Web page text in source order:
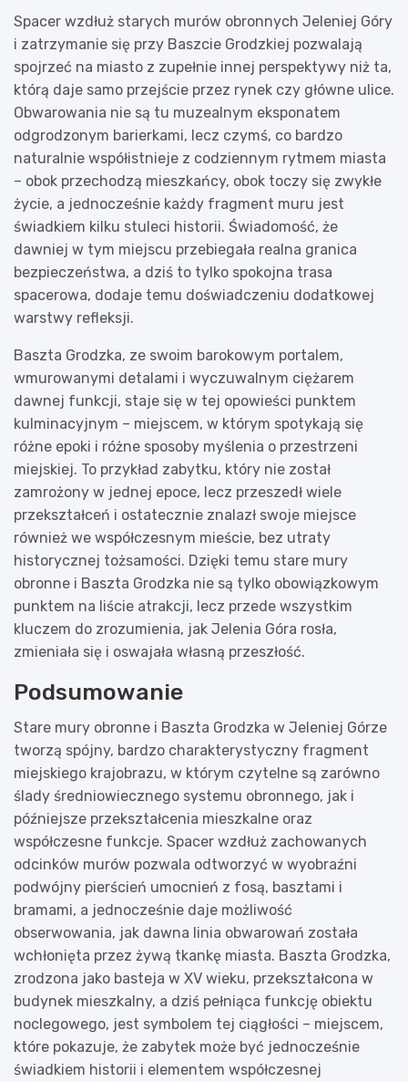
Spacer wzdłuż starych murów obronnych Jeleniej Góry
i zatrzymanie się przy Baszcie Grodzkiej pozwalają
spojrzeć na miasto z zupełnie innej perspektywy niż ta,
którą daje samo przejście przez rynek czy główne ulice.
Obwarowania nie są tu muzealnym eksponatem
odgrodzonym barierkami, lecz czymś, co bardzo
naturalnie współistnieje z codziennym rytmem miasta
– obok przechodzą mieszkańcy, obok toczy się zwykłe
życie, a jednocześnie każdy fragment muru jest
świadkiem kilku stuleci historii. Świadomość, że
dawniej w tym miejscu przebiegała realna granica
bezpieczeństwa, a dziś to tylko spokojna trasa
spacerowa, dodaje temu doświadczeniu dodatkowej
warstwy refleksji.
Baszta Grodzka, ze swoim barokowym portalem,
wmurowanymi detalami i wyczuwalnym ciężarem
dawnej funkcji, staje się w tej opowieści punktem
kulminacyjnym – miejscem, w którym spotykają się
różne epoki i różne sposoby myślenia o przestrzeni
miejskiej. To przykład zabytku, który nie został
zamrożony w jednej epoce, lecz przeszedł wiele
przekształceń i ostatecznie znalazł swoje miejsce
również we współczesnym mieście, bez utraty
historycznej tożsamości. Dzięki temu stare mury
obronne i Baszta Grodzka nie są tylko obowiązkowym
punktem na liście atrakcji, lecz przede wszystkim
kluczem do zrozumienia, jak Jelenia Góra rosła,
zmieniała się i oswajała własną przeszłość.
Podsumowanie
Stare mury obronne i Baszta Grodzka w Jeleniej Górze
tworzą spójny, bardzo charakterystyczny fragment
miejskiego krajobrazu, w którym czytelne są zarówno
ślady średniowiecznego systemu obronnego, jak i
późniejsze przekształcenia mieszkalne oraz
współczesne funkcje. Spacer wzdłuż zachowanych
odcinków murów pozwala odtworzyć w wyobraźni
podwójny pierścień umocnień z fosą, basztami i
bramami, a jednocześnie daje możliwość
obserwowania, jak dawna linia obwarowań została
wchłonięta przez żywą tkankę miasta. Baszta Grodzka,
zrodzona jako basteja w XV wieku, przekształcona w
budynek mieszkalny, a dziś pełniąca funkcję obiektu
noclegowego, jest symbolem tej ciągłości – miejscem,
które pokazuje, że zabytek może być jednocześnie
świadkiem historii i elementem współczesnej